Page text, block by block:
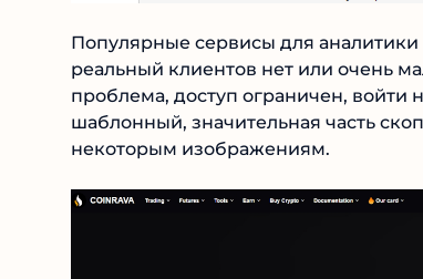
Популярные сервисы для аналитики
реальный клиентов нет или очень
проблема, доступ ограничен,
шаблонный, значительная часть
некоторым изображениям.